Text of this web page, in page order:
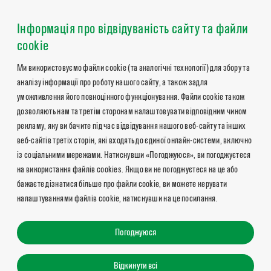
Інформація про відвідуваність сайту та файли
cookie
Ми використовуємо файли cookie (та аналогічні технології) для збору та
аналізу інформації про роботу нашого сайту, а також задля
уможливлення його повноцінного функціонування. Файли cookie також
дозволяють нам та третім сторонам налаштовувати відповідним чином
рекламу, яку ви бачите під час відвідування нашого веб-сайту та інших
веб-сайтів третіх сторін, які входять до єдиної онлайн-системи, включно
із соціальними мережами. Натиснувши «Погоджуюся», ви погоджуєтеся
на використання файлів cookies. Якщо ви не погоджуєтеся на це або
бажаєте дізнатися більше про файли cookie, ви можете керувати
налаштуваннями файлів cookie, натиснувши на це посилання.
Погоджуюся
Відкинути всі